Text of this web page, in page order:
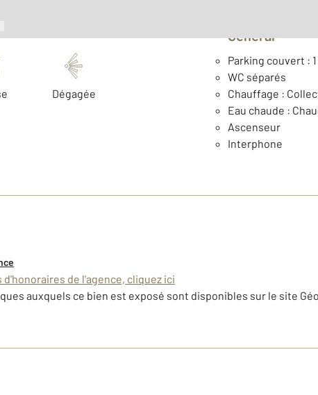
Dégagée
Général
Parking couvert :
WC séparés
Chauffage :
Eau chaude :
Ascenseur
Interphone
de l'agence, cliquez ici
auxquels ce bien est exposé sont disponibles sur le site